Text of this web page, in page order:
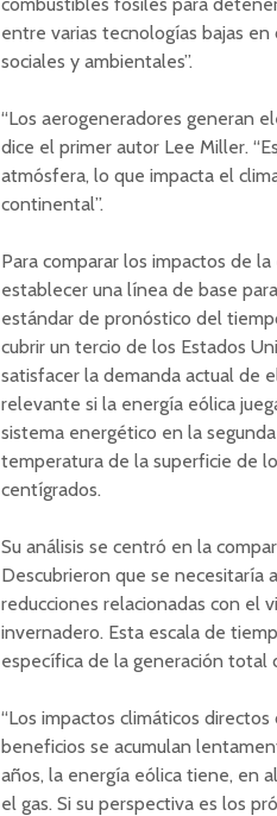
entre varias tecnologías bajas
sociales y ambientales”.
“Los aerogeneradores generan
dice el primer autor Lee Miller.
atmósfera, lo que impacta el
continental”.
Para comparar los impactos de
establecer una línea de base
estándar de pronóstico del
cubrir un tercio de los Estados
satisfacer la demanda actual de
relevante si la energía eólica
sistema energético en la
temperatura de la superficie de
centígrados.
Su análisis se centró en la
Descubrieron que se necesitaría
reducciones relacionadas con el
invernadero. Esta escala de
específica de la generación total
“Los impactos climáticos
beneficios se acumulan
años, la energía eólica tiene, en
el gas. Si su perspectiva es los